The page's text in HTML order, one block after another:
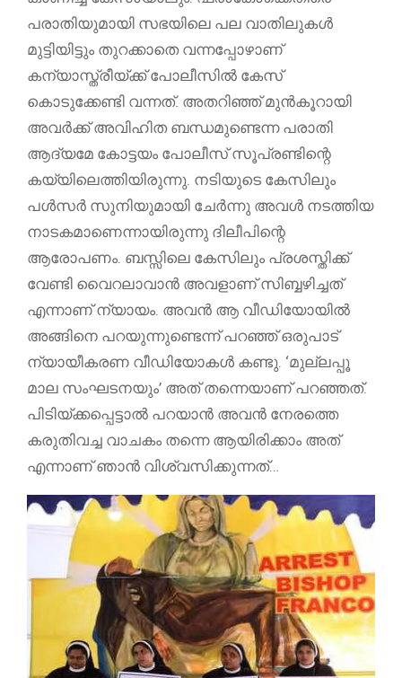
പരാതിയുമായി സഭയിലെ പല വാതിലുകൾ
മുട്ടിയിട്ടും തുറക്കാതെ വന്നപ്പോഴാണ്
കന്യാസ്ത്രീയ്ക്ക് പോലീസിൽ കേസ്
കൊടുക്കേണ്ടി വന്നത്. അതറിഞ്ഞ് മുൻകൂറായി
അവർക്ക് അവിഹിത ബന്ധമുണ്ടെന്ന പരാതി
ആദ്യമേ കോട്ടയം പോലീസ് സൂപ്രണ്ടിന്റെ
കയ്യിലെത്തിയിരുന്നു. നടിയുടെ കേസിലും
പൾസർ സുനിയുമായി ചേർന്നു അവൾ നടത്തിയ
നാടകമാണെന്നായിരുന്നു ദിലീപിന്റെ
ആരോപണം. ബസ്സിലെ കേസിലും പ്രശസ്തിക്ക്
വേണ്ടി വൈറലാവാൻ അവളാണ് സിബ്ബഴിച്ചത്
എന്നാണ് ന്യായം. അവൻ ആ വീഡിയോയിൽ
അങ്ങിനെ പറയുന്നുണ്ടെന്ന് പറഞ്ഞ് ഒരുപാട്
ന്യായീകരണ വീഡിയോകൾ കണ്ടു. ‘മുല്ലപ്പൂ
മാല സംഘടനയും’ അത് തന്നെയാണ് പറഞ്ഞത്.
പിടിയ്ക്കപ്പെട്ടാൽ പറയാൻ അവൻ നേരത്തെ
കരുതിവച്ച വാചകം തന്നെ ആയിരിക്കാം അത്
എന്നാണ് ഞാൻ വിശ്വസിക്കുന്നത്…